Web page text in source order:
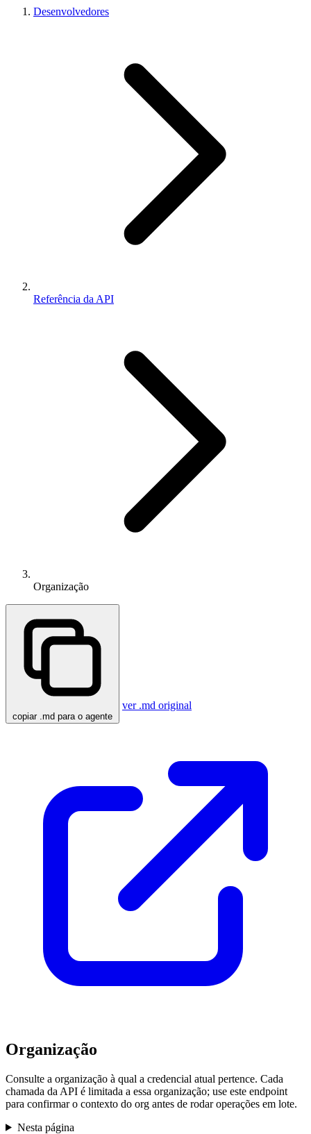
Desenvolvedores
Referência da API
Organização
copiar .md para o agente
ver .md original
Organização
Consulte a organização à qual a credencial atual pertence. Cada
chamada da API é limitada a essa organização; use este endpoint
para confirmar o contexto do org antes de rodar operações em lote.
Nesta página